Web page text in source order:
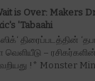
is Over: Makers
'Tabaahi
திரைப்படத்தின்
வெளியீடு –
!* Monster